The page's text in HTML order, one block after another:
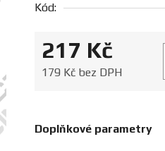
Kód:
217 Kč
179 Kč bez DPH
Doplňkové parametry